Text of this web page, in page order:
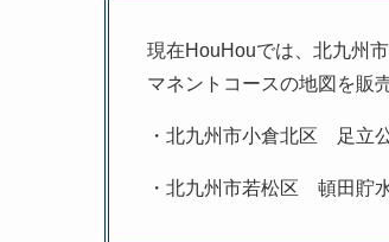
現在HouHouでは、北九州
マネントコースの地図を販
・北九州市小倉北区 足立
・北九州市若松区 頓田貯